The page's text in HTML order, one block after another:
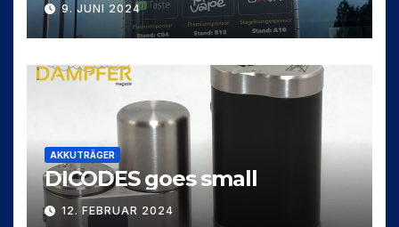
9. JUNI 2024
AKKUTRÄGER
DICODES goes small
12. FEBRUAR 2024